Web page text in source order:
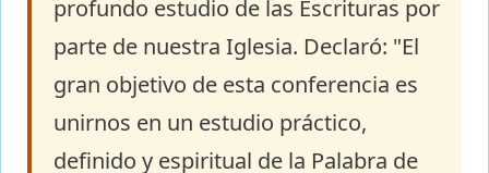
profundo estudio de las Escrituras por
parte de nuestra Iglesia. Declaró: "El
gran objetivo de esta conferencia es
unirnos en un estudio práctico,
definido y espiritual de la Palabra de